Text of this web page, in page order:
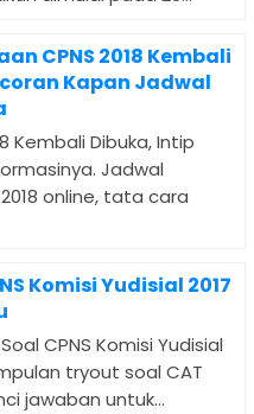
CPNS 2018 Kembali
Kapan Jadwal
Kembali Dibuka, Intip
Jadwal
online, tata cara
Komisi Yudisial 2017
CPNS Komisi Yudisial
tryout soal CAT
jawaban untuk...